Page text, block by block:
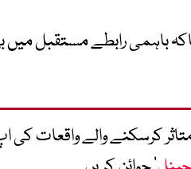
باہمی رابطے مستقبل
کرسکنے والے واقعات